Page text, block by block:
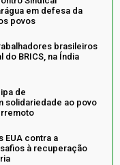
em defesa da
povos
brasileiros
do BRICS, na Índia
de
solidariedade ao povo
EUA contra a
à recuperação